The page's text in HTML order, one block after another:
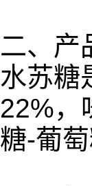
二、产
水苏糖
22%，
糖-葡萄